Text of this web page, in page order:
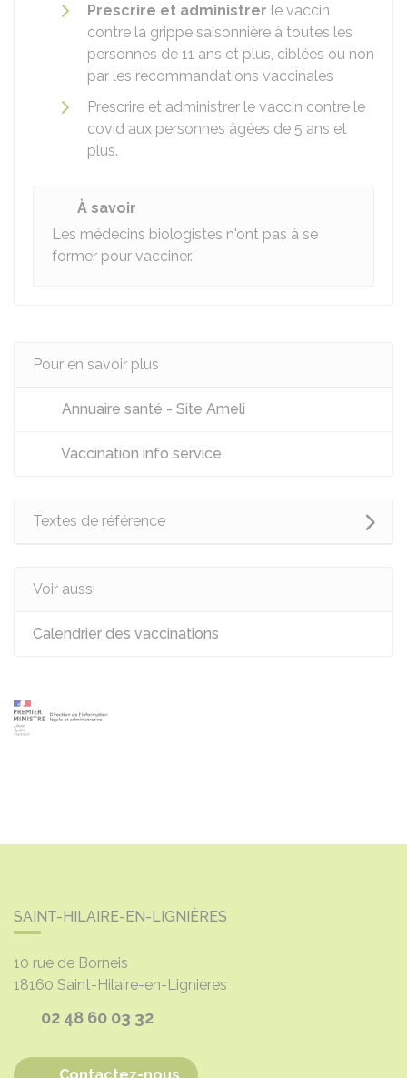
Prescrire et administrer le vaccin
contre la grippe saisonnière à toutes les
personnes de 11 ans et plus, ciblées ou non
par les recommandations vaccinales
Prescrire et administrer le vaccin contre le
covid aux personnes âgées de 5 ans et
plus.
À savoir
Les médecins biologistes n'ont pas à se
former pour vacciner.
Pour en savoir plus
Annuaire santé - Site Ameli
Vaccination info service
Textes de référence
Voir aussi
Calendrier des vaccinations
SAINT-HILAIRE-EN-LIGNIÈRES
10 rue de Borneis
18160 Saint-Hilaire-en-Lignières
02 48 60 03 32
Contactez-nous